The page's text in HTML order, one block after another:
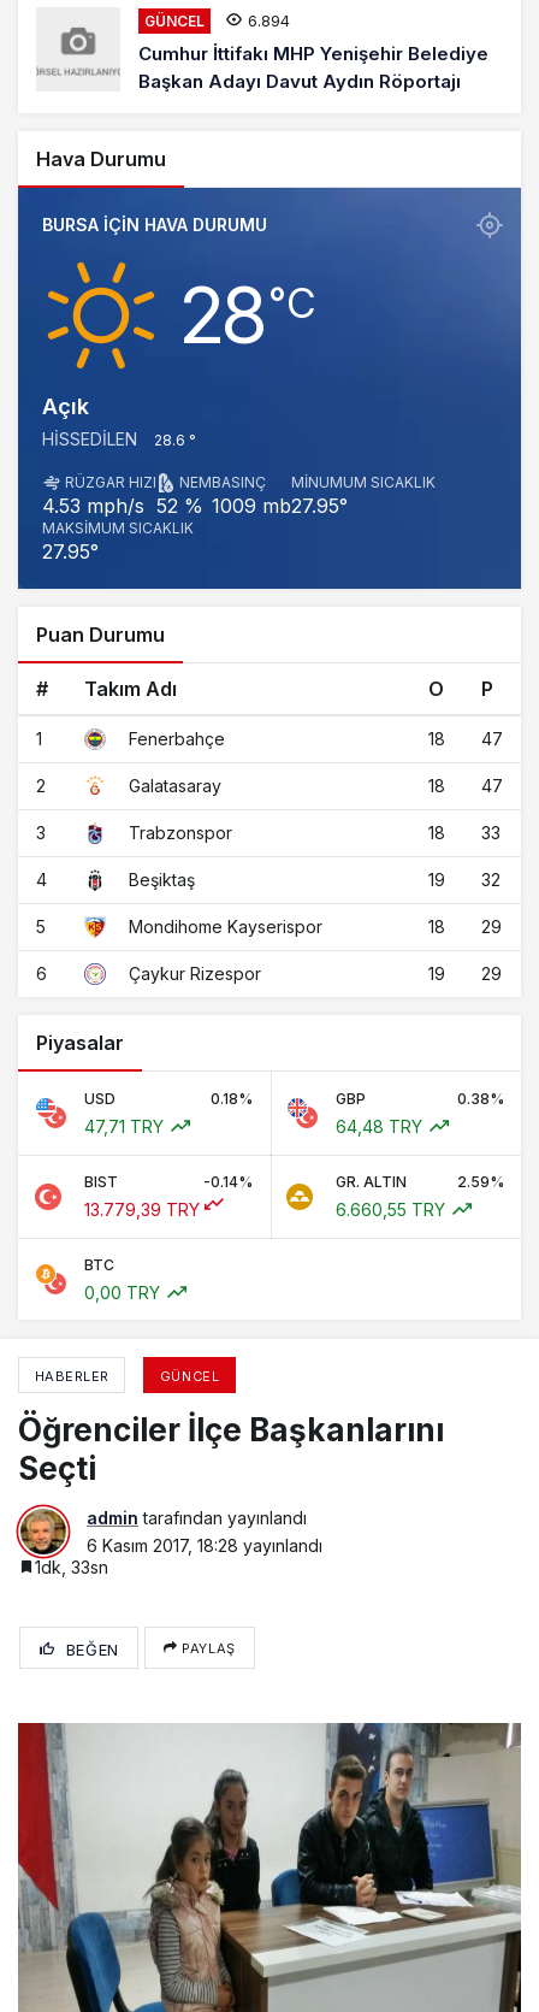
GÜNCEL 6.894
Cumhur İttifakı MHP Yenişehir Belediye
Başkan Adayı Davut Aydın Röportajı
Hava Durumu
BURSA IÇIN HAVA DURUMU
28‎°C
Açık
HISSEDILEN 28.6 °
RÜZGAR HIZI
4.53 mph/s
NEM
52 %
BASINÇ
1009 mb
MINUMUM SICAKLIK
27.95°
MAKSIMUM SICAKLIK
27.95°
Puan Durumu
# Takım Adı O P
1 Fenerbahçe 18 47
2 Galatasaray 18 47
3 Trabzonspor 18 33
4 Beşiktaş 19 32
5 Mondihome Kayserispor 18 29
6 Çaykur Rizespor 19 29
Piyasalar
USD 0.18%
47,71 TRY
GBP 0.38%
64,48 TRY
BIST -0.14%
13.779,39 TRY
GR. ALTIN 2.59%
6.660,55 TRY
BTC
0,00 TRY
HABERLER GÜNCEL
Öğrenciler İlçe Başkanlarını
Seçti
admin tarafından yayınlandı
6 Kasım 2017, 18:28 yayınlandı
1dk, 33sn
BEĞEN PAYLAŞ